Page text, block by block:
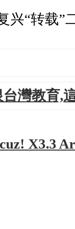
兴“转载”
台灣教育,
X3.3